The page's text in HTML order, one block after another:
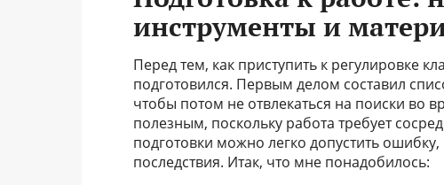
инструменты и
Перед тем, как приступить к регулировке
подготовился. Первым делом составил
чтобы потом не отвлекаться на поиски во
полезным, поскольку работа требует
подготовки можно легко допустить
последствия. Итак, что мне понадобилось: